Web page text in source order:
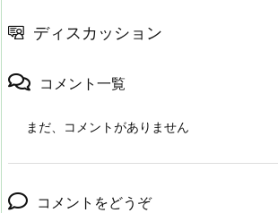
ディスカッション
コメント一覧
まだ、コメントがありません
コメントをどうぞ